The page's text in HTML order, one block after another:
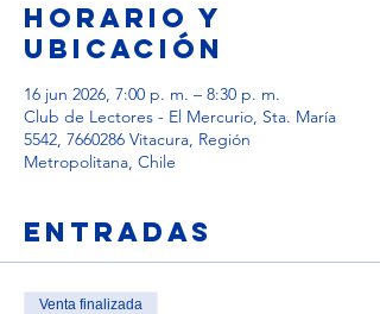
Horario y
ubicación
16 jun 2026, 7:00 p. m. – 8:30 p. m.
Club de Lectores - El Mercurio, Sta. María
5542, 7660286 Vitacura, Región
Metropolitana, Chile
Entradas
Venta finalizada